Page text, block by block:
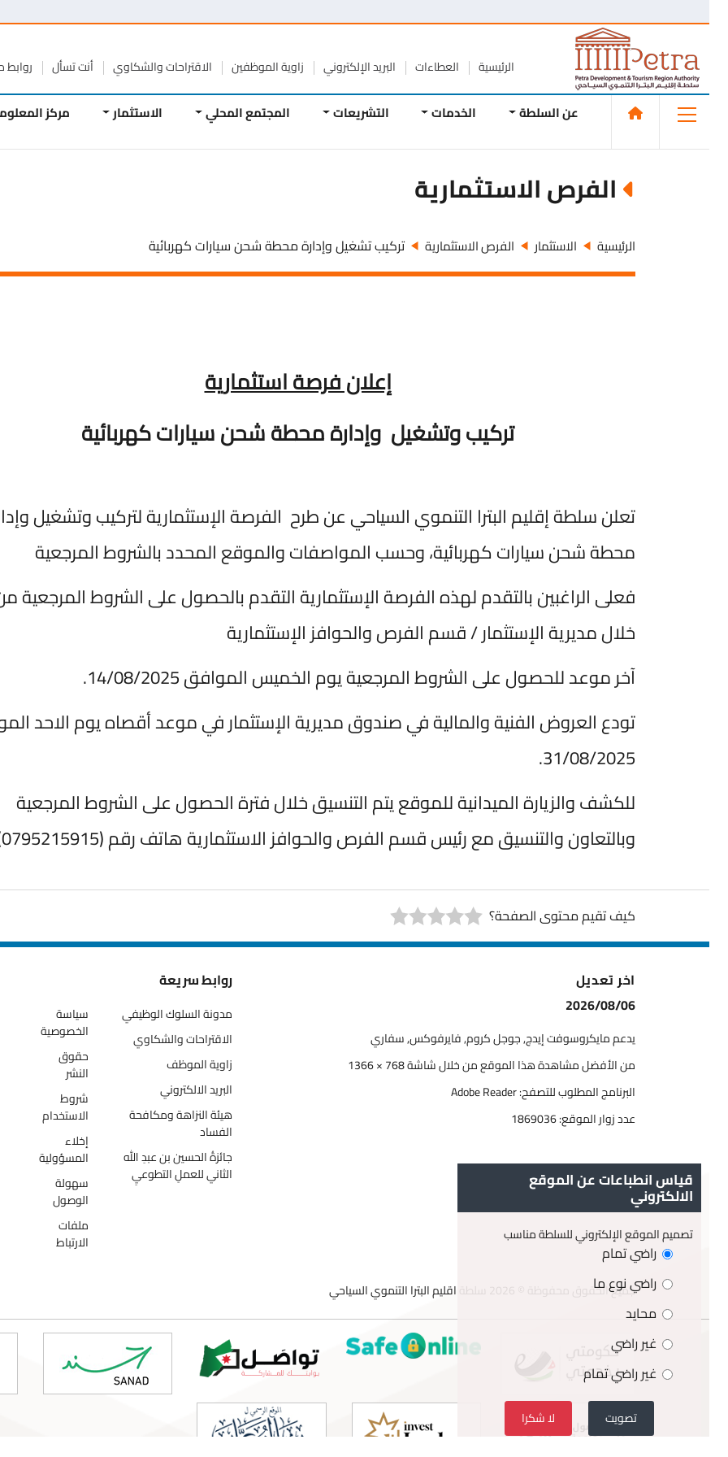
قياس انطباعات عن الموقع
الالكتروني
تصميم الموقع الإلكتروني للسلطة مناسب
راضي تمام
راضي نوع ما
محايد
غير راضي
غير راضي تمام
تصويت لا شكرا
الرئيسية العطاءات البريد الإلكتروني زاوية الموظفين الاقتراحات والشكاوي أنت تسأل روابط
عن السلطة الخدمات التشريعات المجتمع المحلي الاستثمار مركز المعلومات
الفرص الاستثمارية
الرئيسية الاستثمار الفرص الاستثمارية تركيب تشغيل وإدارة محطة شحن سيارات كهربائية
إعلان فرصة استثمارية
تركيب وتشغيلوإدارة محطة شحن سيارات كهربائية
تعلن سلطة إقليم البترا التنموي السياحي عن طرح الفرصة الإستثمارية لتركيب وتشغيل وإدارة،
محطة شحن سيارات كهربائية، وحسب المواصفات والموقع المحدد بالشروط المرجعية
فعلى الراغبين بالتقدم لهذه الفرصة الإستثمارية التقدم بالحصول على الشروط المرجعية من
خلال مديرية الإستثمار / قسم الفرص والحوافز الإستثمارية
آخر موعد للحصول على الشروط المرجعية يوم الخميس الموافق 14/08/2025.
تودع العروض الفنية والمالية في صندوق مديرية الإستثمار في موعد أقصاه يوم الاحد
31/08/2025.
للكشف والزيارة الميدانية للموقع يتم التنسيق خلال فترة الحصول على الشروط المرجعية
وبالتعاون والتنسيق مع رئيس قسم الفرص والحوافز الاستثمارية هاتف رقم (0795215915)
كيف تقيم محتوى الصفحة؟
اخر تعديل
2026/08/06
يدعم مايكروسوفت إيدج, جوجل كروم, فايرفوكس, سفاري
من الأفضل مشاهدة هذا الموقع من خلال شاشة 768 × 1366
البرنامج المطلوب للتصفح: Adobe Reader
عدد زوار الموقع:1869036
روابط سريعة
مدونة السلوك الوظيفي
الاقتراحات والشكاوي
زاوية الموظف
البريد الالكتروني
هيئة النزاهة ومكافحة
الفساد
جائزةُ الحسين بن عبدِ الله
الثاني للعملِ التطوعيِ
سياسة
الخصوصية
حقوق
النشر
شروط
الاستخدام
إخلاء
المسؤولية
سهولة
الوصول
ملفات
الارتباط
جميع الحقوق محفوظة © 2026 سلطة اقليم البترا التنموي السياحي